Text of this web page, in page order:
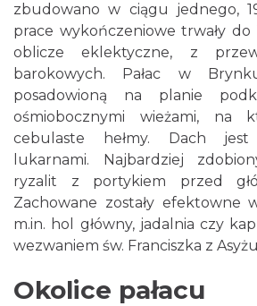
zbudowano w ciągu jednego,
prace wykończeniowe trwały do
oblicze eklektyczne, z
barokowych. Pałac w
posadowioną na planie
ośmiobocznymi wieżami, na
cebulaste hełmy. Dach
lukarnami. Najbardziej
ryzalit z portykiem przed
Zachowane zostały efektowne
m.in. hol główny, jadalnia czy
wezwaniem św. Franciszka z
Okolice pałacu